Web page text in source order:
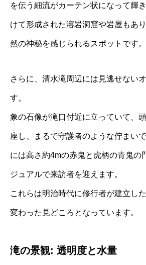
を伝う細流がカーテン状になって輝
けて形成された溶岩洞窟や岩屋もあ
然の神秘を感じられるスポットです。
さらに、清水滝周辺には見逃せない
す。
象の石像が滝口付近に立っていて、
座し、まるで守護者のような佇まい
には高さ約4mの赤鬼と虎柄の青鬼の
ジュアルで来訪者を迎えます。
これらは明治時代に修行者が建立し
変わった見どころとなっています。
滝の景観: 透明度と水量